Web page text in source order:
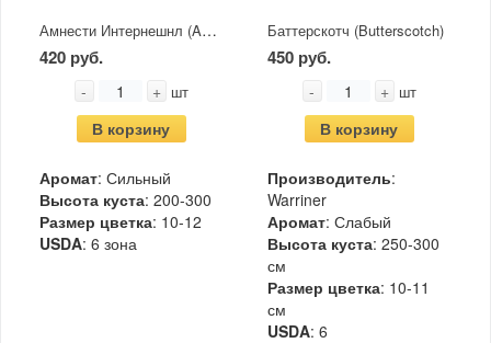
Амнести Интернешнл (Ambesty International)
420 руб.
- + шт
В корзину
Аромат: Сильный
Высота куста: 200-300
Размер цветка: 10-12
USDA: 6 зона
Баттерскотч (Butterscotch)
450 руб.
- + шт
В корзину
Производитель:
Warriner
Аромат: Слабый
Высота куста: 250-300
см
Размер цветка: 10-11
см
USDA: 6